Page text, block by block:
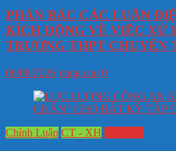
PHẢN BÁC CÁC LUẬN
KÍCH ĐỘNG VỀ VIỆC XỬ
TRƯỜNG THPT CHUYÊN
06/08/2026 vung cao 0
Chính Luận CT - XH